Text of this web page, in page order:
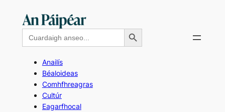
contentSearch
for:
Search Button
Anailís
Béaloideas
Comhfhreagras
Cultúr
Eagarfhocal